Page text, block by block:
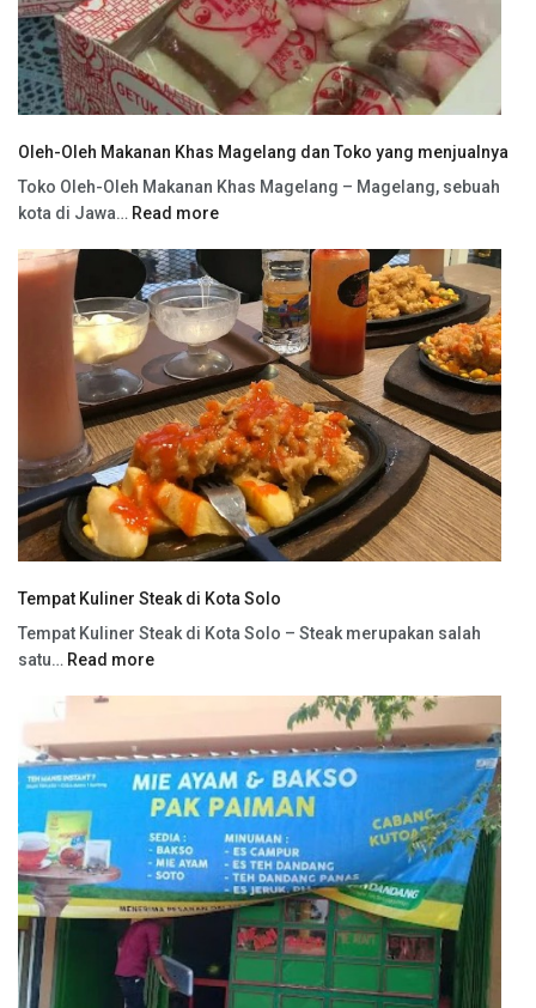
Oleh-Oleh Makanan Khas Magelang dan Toko yang menjualnya
Toko Oleh-Oleh Makanan Khas Magelang – Magelang, sebuah
kota di Jawa… Read more
Tempat Kuliner Steak di Kota Solo
Tempat Kuliner Steak di Kota Solo – Steak merupakan salah
satu… Read more